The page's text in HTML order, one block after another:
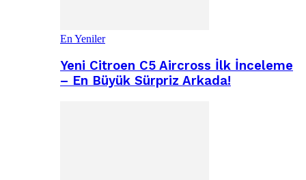
En Yeniler
Yeni Citroen C5 Aircross İlk İnceleme
– En Büyük Sürpriz Arkada!